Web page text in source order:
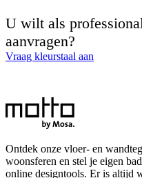
U wilt als
aanvragen?
Vraag kleurstaal aan
Ontdek onze vloer- en
woonsferen en stel je eigen
online designtools. Er is altijd